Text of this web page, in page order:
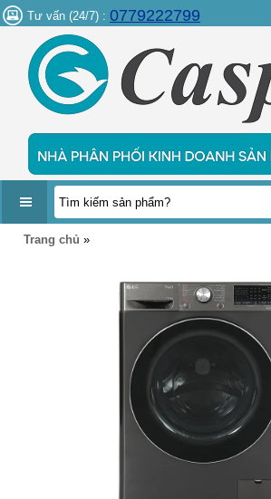
Tư vấn (24/7) : 0779222799
DANH
Trang chủ »